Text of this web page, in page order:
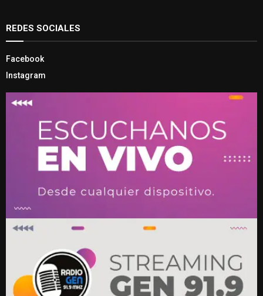
REDES SOCIALES
Facebook
Instagram